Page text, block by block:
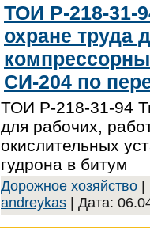
ТОИ Р-218-31-
охране труда
СИ-204 по
ТОИ Р-218-31-94
для рабочих,
окислительных
гудрона в битум
Дорожное хозяйство |
andreykas | Дата: